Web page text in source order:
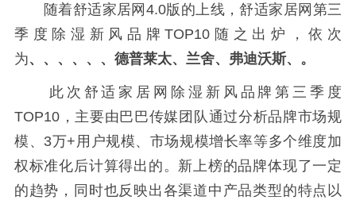
随着舒适家居网4.0版的上线，舒适家居网第三
季度除湿新风品牌TOP10随之出炉，依次
为、、、、、、德普莱太、兰舍、弗迪沃斯、。
此次舒适家居网除湿新风品牌第三季度
TOP10，主要由巴巴传媒团队通过分析品牌市场规
模、3万+用户规模、市场规模增长率等多个维度加
权标准化后计算得出的。新上榜的品牌体现了一定
的趋势，同时也反映出各渠道中产品类型的特点以